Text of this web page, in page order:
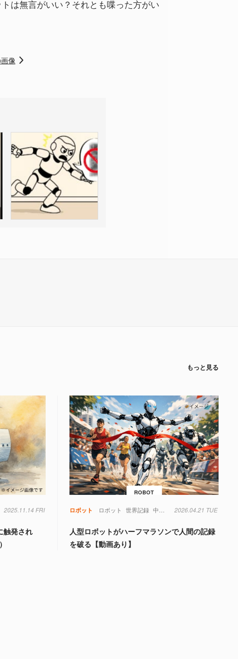
トは無言がいい？それとも喋った方がい
像
もっと見る
ロボット 地球 宇宙 実験 映画 深層強化学習
2025.11.14 FRI
触発され
ROBOT
ロボット ロボット 世界記録 中国 衛星
2026.04.21 TUE
人型ロボットがハーフマラソンで人間の記録
を破る【動画あり】